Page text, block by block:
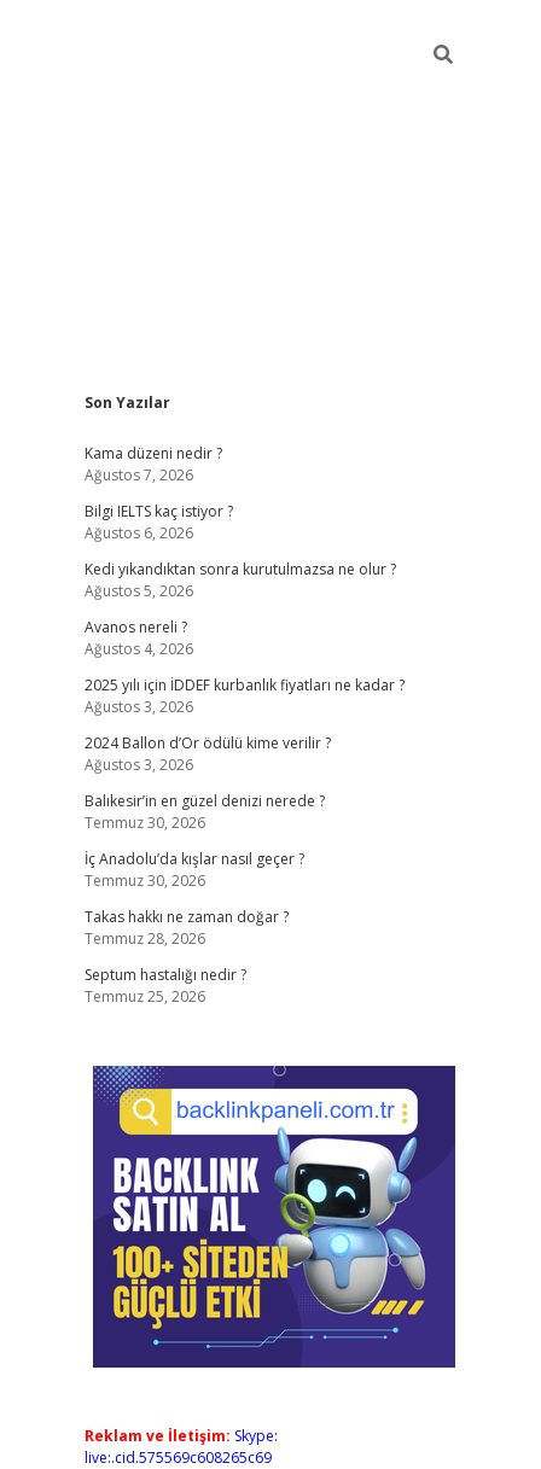
Sidebar
Son Yazılar
Kama düzeni nedir ?
Ağustos 7, 2026
Bilgi IELTS kaç istiyor ?
Ağustos 6, 2026
Kedi yıkandıktan sonra kurutulmazsa ne olur ?
Ağustos 5, 2026
Avanos nereli ?
Ağustos 4, 2026
2025 yılı için İDDEF kurbanlık fiyatları ne kadar ?
Ağustos 3, 2026
2024 Ballon d’Or ödülü kime verilir ?
Ağustos 3, 2026
Balıkesir’in en güzel denizi nerede ?
Temmuz 30, 2026
İç Anadolu’da kışlar nasıl geçer ?
Temmuz 30, 2026
Takas hakkı ne zaman doğar ?
Temmuz 28, 2026
Septum hastalığı nedir ?
Temmuz 25, 2026
Reklam ve İletişim: Skype:
live:.cid.575569c608265c69
ilbetbetciBetexper giriş adresi